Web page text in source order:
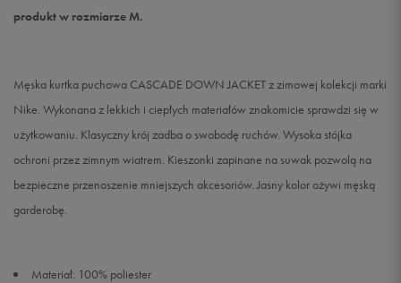
XXL Powiadom o dostępności
produkt w rozmiarze M.
Męska kurtka puchowa CASCADE DOWN JACKET z zimowej kolekcji marki
Nike. Wykonana z lekkich i ciepłych materiałów znakomicie sprawdzi się w
użytkowaniu. Klasyczny krój zadba o swobodę ruchów. Wysoka stójka
ochroni przez zimnym wiatrem. Kieszonki zapinane na suwak pozwolą na
bezpieczne przenoszenie mniejszych akcesoriów. Jasny kolor ożywi męską
garderobę.
Materiał: 100% poliester